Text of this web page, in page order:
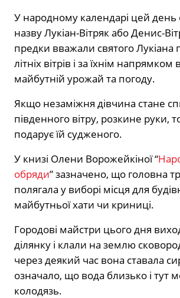
У народному календарі цей день
назву Лукіан-Вітряк або Денис-
предки вважали святого Лукіана
літніх вітрів і за їхнім
майбутній урожай та погоду.
Якщо незаміжня дівчина стане
південного вітру, розкине руки,
подарує їй судженого.
У книзі Олени Ворожейкіної “
обряди” зазначено, що головна
полягала у виборі місця для
майбутньої хати чи криниці.
Городові майстри цього дня
ділянку і клали на землю
через деякий час вона ставала
означало, що вода близько і тут
колодязь.